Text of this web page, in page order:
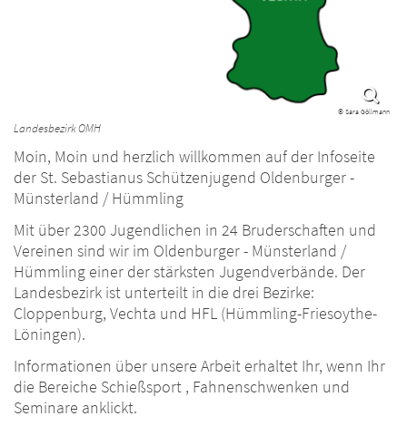
© Sara Göllmann
Landesbezirk OMH
Moin, Moin und herzlich willkommen auf der Infoseite
der St. Sebastianus Schützenjugend Oldenburger -
Münsterland / Hümmling
Mit über 2300 Jugendlichen in 24 Bruderschaften und
Vereinen sind wir im Oldenburger - Münsterland /
Hümmling einer der stärksten Jugendverbände. Der
Landesbezirk ist unterteilt in die drei Bezirke:
Cloppenburg, Vechta und HFL (Hümmling-Friesoythe-
Löningen).
Informationen über unsere Arbeit erhaltet Ihr, wenn Ihr
die Bereiche Schießsport , Fahnenschwenken und
Seminare anklickt.